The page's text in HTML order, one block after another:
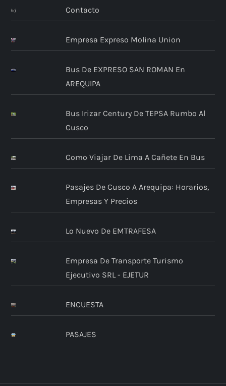
Contacto
Empresa Expreso Molina Union
Bus De EXPRESO SAN ROMAN En
AREQUIPA
Bus Irizar Century De TEPSA Rumbo Al
Cusco
Como Viajar De Lima A Cañete En Bus
Pasajes De Cusco A Arequipa: Horarios,
Empresas Y Precios
Lo Nuevo De EMTRAFESA
Empresa De Transporte Turismo
Ejecutivo SRL - EJETUR
ENCUESTA
PASAJES